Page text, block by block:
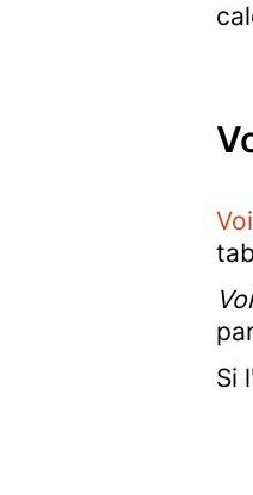
Si